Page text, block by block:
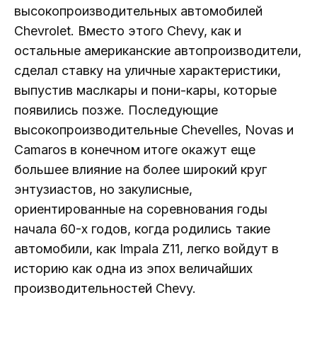
высокопроизводительных автомобилей
Chevrolet. Вместо этого Chevy, как и
остальные американские автопроизводители,
сделал ставку на уличные характеристики,
выпустив маслкары и пони-кары, которые
появились позже. Последующие
высокопроизводительные Chevelles, Novas и
Camaros в конечном итоге окажут еще
большее влияние на более широкий круг
энтузиастов, но закулисные,
ориентированные на соревнования годы
начала 60-х годов, когда родились такие
автомобили, как Impala Z11, легко войдут в
историю как одна из эпох величайших
производительностей Chevy.